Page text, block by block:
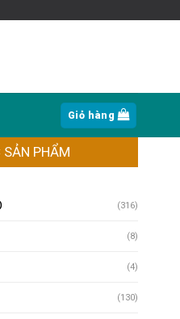
Giỏ hàng
SẢN PHẨM
(316)
(8)
(4)
(130)